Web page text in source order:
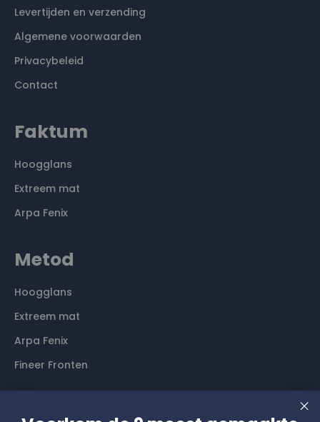
Levertijden en verzending
Algemene voorwaarden
Privacybeleid
Contact
Faktum
Hoogglans
Extreem mat
Arpa Fenix
Metod
Hoogglans
Extreem mat
Arpa Fenix
Fineer Fronten
Contact